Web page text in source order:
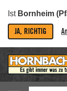
Ist Bornheim
JA, RICHTIG